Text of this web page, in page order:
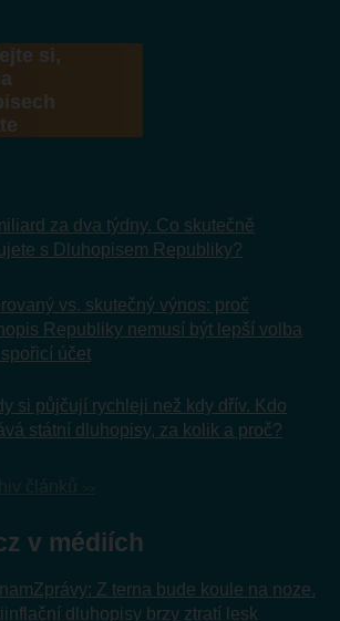
si,
za dva týdny. Co skutečně
s Dluhopisem Republiky?
vs. skutečný výnos: proč
Republiky nemusí být lepší volba
účet
si půjčují rychleji než kdy dřív. Kdo
státní dluhopisy, za kolik a proč?
v médiích
Z terna bude koule na noze.
dluhopisy brzy ztratí lesk